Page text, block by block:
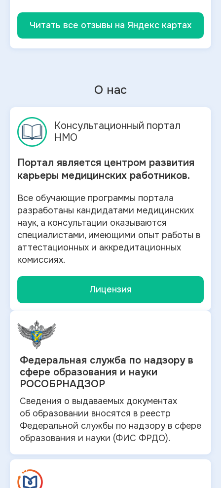
Читать все отзывы на Яндекс картах
О нас
Консультационный портал
НМО
Портал является центром развития
карьеры медицинских работников.
Все обучающие программы портала
разработаны кандидатами медицинских
наук, а консультации оказываются
специалистами, имеющими опыт работы в
аттестационных и аккредитационных
комиссиях.
Лицензия
Федеральная служба по надзору в
сфере образования и науки
РОСОБРНАДЗОР
Сведения о выдаваемых документах
об образовании вносятся в реестр
Федеральной службы по надзору в сфере
образования и науки (ФИС ФРДО).